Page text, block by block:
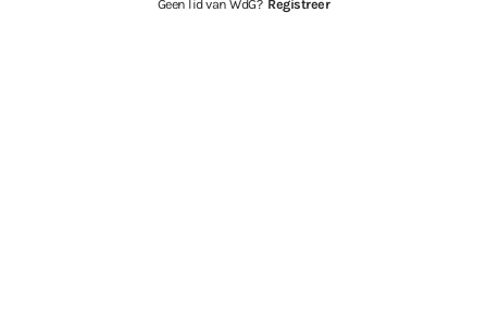
Geen lid van WdG? Registreer